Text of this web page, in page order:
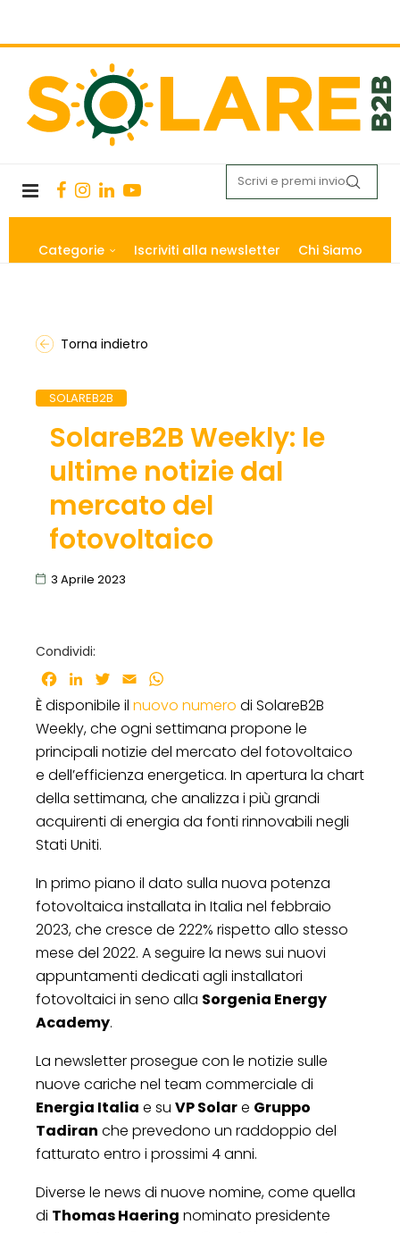
Categorie Iscriviti alla newsletter Chi Siamo
Torna indietro
SOLAREB2B
SolareB2B Weekly: le
ultime notizie dal
mercato del
fotovoltaico
3 Aprile 2023
Condividi:
Facebook
LinkedInTwitter
Email
È disponibile il nuovo numero di SolareB2B
Weekly, che ogni settimana propone le
principali notizie del mercato del fotovoltaico
e dell’efficienza energetica. In apertura la chart
della settimana, che analizza i più grandi
acquirenti di energia da fonti rinnovabili negli
Stati Uniti.
In primo piano il dato sulla nuova potenza
fotovoltaica installata in Italia nel febbraio
2023, che cresce de 222% rispetto allo stesso
mese del 2022. A seguire la news sui nuovi
appuntamenti dedicati agli installatori
fotovoltaici in seno alla Sorgenia Energy
Academy.
La newsletter prosegue con le notizie sulle
nuove cariche nel team commerciale di
Energia Italia e su VP Solare Gruppo
Tadiran che prevedono un raddoppio del
fatturato entro i prossimi 4 anni.
Diverse le news di nuove nomine, come quella
di Thomas Haering nominato presidente